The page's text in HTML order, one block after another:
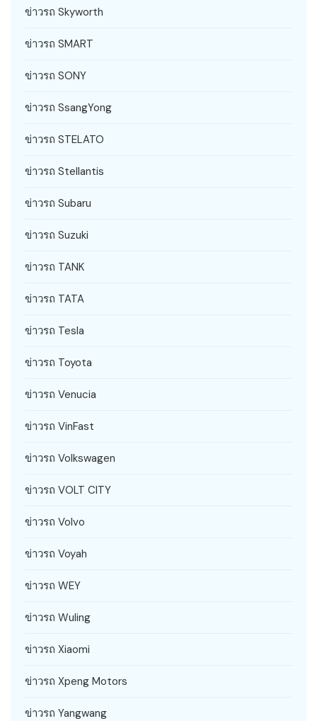
ข่าวรถ Skyworth
ข่าวรถ SMART
ข่าวรถ SONY
ข่าวรถ SsangYong
ข่าวรถ STELATO
ข่าวรถ Stellantis
ข่าวรถ Subaru
ข่าวรถ Suzuki
ข่าวรถ TANK
ข่าวรถ TATA
ข่าวรถ Tesla
ข่าวรถ Toyota
ข่าวรถ Venucia
ข่าวรถ VinFast
ข่าวรถ Volkswagen
ข่าวรถ VOLT CITY
ข่าวรถ Volvo
ข่าวรถ Voyah
ข่าวรถ WEY
ข่าวรถ Wuling
ข่าวรถ Xiaomi
ข่าวรถ Xpeng Motors
ข่าวรถ Yangwang